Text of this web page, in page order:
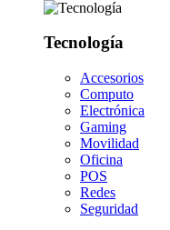
Tecnología
Accesorios
Computo
Electrónica
Gaming
Movilidad
Oficina
POS
Redes
Seguridad